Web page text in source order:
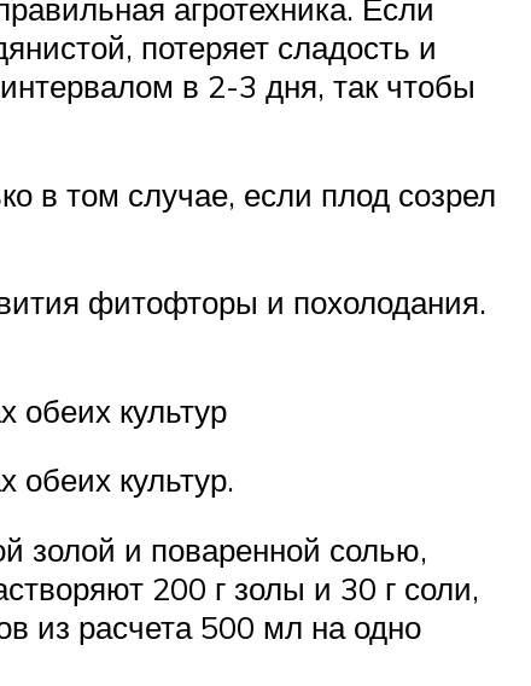
агротехника. Если
потеряет сладость и
в 2-3 дня, так чтобы
в том случае, если плод созрел
фитофторы и похолодания.
обеих культур
обеих культур.
золой и поваренной солью,
200 г золы и 30 г соли,
из расчета 500 мл на одно